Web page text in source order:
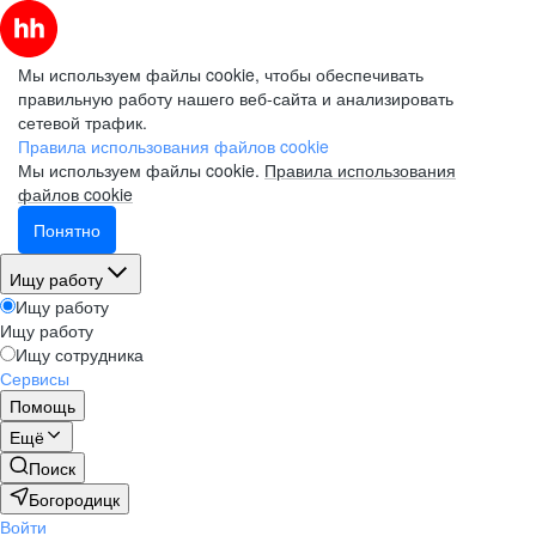
Мы используем файлы cookie, чтобы обеспечивать
правильную работу нашего веб-сайта и анализировать
сетевой трафик.
Правила использования файлов cookie
Мы используем файлы cookie. Правила использования
файлов cookie
Понятно
Ищу работу
Ищу работу
Ищу работу
Ищу сотрудника
Сервисы
Помощь
Ещё
Поиск
Богородицк
Войти